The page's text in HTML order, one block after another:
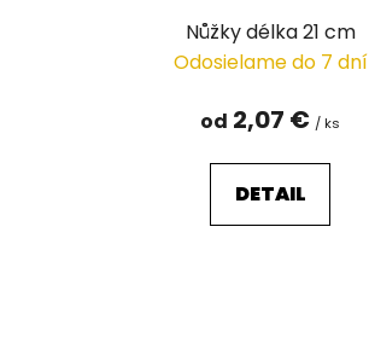
Nůžky délka 21 cm
Odosielame do 7 dní
od 2,07 € / ks
DETAIL